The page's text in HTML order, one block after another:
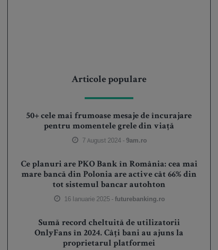
Articole populare
50+ cele mai frumoase mesaje de încurajare
pentru momentele grele din viață
7 August 2024 -9am.ro
Ce planuri are PKO Bank în România: cea mai
mare bancă din Polonia are active cât 66% din
tot sistemul bancar autohton
16 Ianuarie 2025 -futurebanking.ro
Sumă record cheltuită de utilizatorii
OnlyFans în 2024. Câți bani au ajuns la
proprietarul platformei